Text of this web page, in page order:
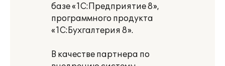
базе «1С:Предприятие 8»,
программного продукта
«1С:Бухгалтерия 8».
В качестве партнера по